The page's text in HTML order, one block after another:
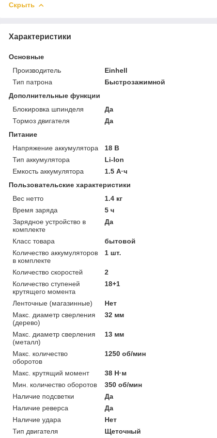
Скрыть
Характеристики
Основные
Производитель
Einhell
Тип патрона
Быстрозажимной
Дополнительные функции
Блокировка шпинделя
Да
Тормоз двигателя
Да
Питание
Напряжение аккумулятора
18 В
Тип аккумулятора
Li-Ion
Емкость аккумулятора
1.5 А·ч
Пользовательские характеристики
Вес нетто
1.4 кг
Время заряда
5 ч
Зарядное устройство в
комплекте
Да
Класс товара
бытовой
Количество аккумуляторов
в комплекте
1 шт.
Количество скоростей
2
Количество ступеней
крутящего момента
18+1
Ленточные (магазинные)
Нет
Макс. диаметр сверления
(дерево)
32 мм
Макс. диаметр сверления
(металл)
13 мм
Макс. количество
оборотов
1250 об/мин
Макс. крутящий момент
38 Н·м
Мин. количество оборотов
350 об/мин
Наличие подсветки
Да
Наличие реверса
Да
Наличие удара
Нет
Тип двигателя
Щеточный